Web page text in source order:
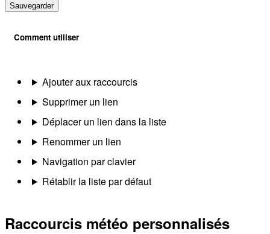
Sauvegarder
Comment utiliser
Ajouter aux raccourcis
Supprimer un lien
Déplacer un lien dans la liste
Renommer un lien
Navigation par clavier
Rétablir la liste par défaut
Raccourcis météo personnalisés